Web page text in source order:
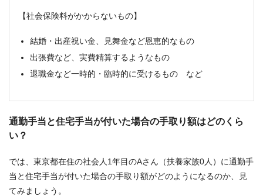
【社会保険料がかからないもの】
結婚・出産祝い金、見舞金など恩恵的なもの
出張費など、実費精算するようなもの
退職金など一時的・臨時的に受けるもの など
通勤手当と住宅手当が付いた場合の手取り額はどのくら
い？
では、東京都在住の社会人1年目のAさん（扶養家族0人）に通勤手
当と住宅手当が付いた場合の手取り額がどのようになるのか、見
てみましょう。